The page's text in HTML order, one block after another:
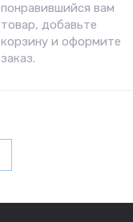
понравившийся вам
товар, добавьте
корзину и оформите
заказ.